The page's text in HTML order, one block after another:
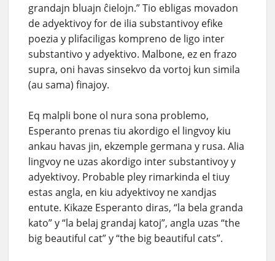
grandajn bluajn ĉielojn.” Tio ebligas movadon
de adyektivoy for de ilia substantivoy efike
poezia y plifaciligas kompreno de ligo inter
substantivo y adyektivo. Malbone, ez en frazo
supra, oni havas sinsekvo da vortoj kun simila
(au sama) finajoy.
Eq malpli bone ol nura sona problemo,
Esperanto prenas tiu akordigo el lingvoy kiu
ankau havas jin, ekzemple germana y rusa. Alia
lingvoy ne uzas akordigo inter substantivoy y
adyektivoy. Probable pley rimarkinda el tiuy
estas angla, en kiu adyektivoy ne xandjas
entute. Kikaze Esperanto diras, “la bela granda
kato” y “la belaj grandaj katoj”, angla uzas “the
big beautiful cat” y “the big beautiful cats”.